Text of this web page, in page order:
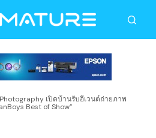
Photography เปิดบ้านรับอีเวนต์ถ่ายภาพ
Best of Show”